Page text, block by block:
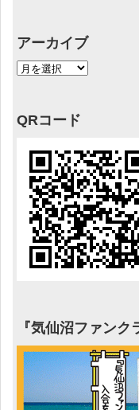
アーカイブ
QRコード
『気仙沼ファンク